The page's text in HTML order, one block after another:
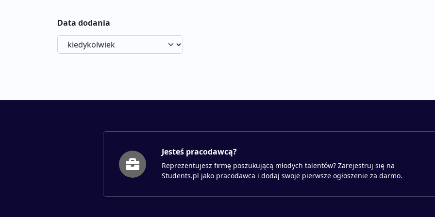
Data dodania
Jesteś pracodawcą?
Reprezentujesz firmę poszukującą młodych talentów? Zarejestruj się na
Students.pl jako pracodawca i dodaj swoje pierwsze ogłoszenie za darmo.